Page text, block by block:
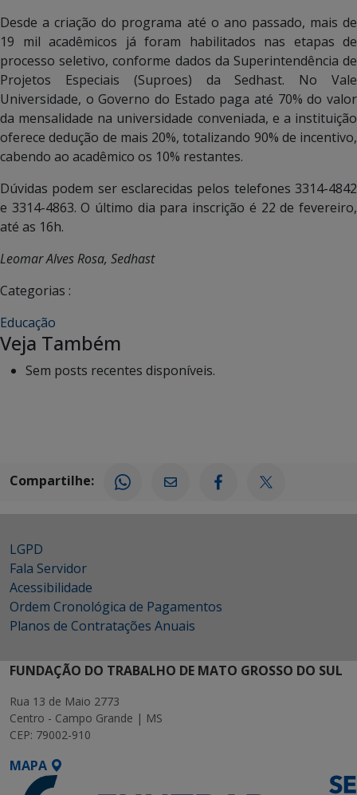
Desde a criação do programa até o ano passado, mais de
19 mil acadêmicos já foram habilitados nas etapas de
processo seletivo, conforme dados da Superintendência de
Projetos Especiais (Suproes) da Sedhast. No Vale
Universidade, o Governo do Estado paga até 70% do valor
da mensalidade na universidade conveniada, e a instituição
oferece dedução de mais 20%, totalizando 90% de incentivo,
cabendo ao acadêmico os 10% restantes.
Dúvidas podem ser esclarecidas pelos telefones 3314-4842
e 3314-4863. O último dia para inscrição é 22 de fevereiro,
até as 16h.
Leomar Alves Rosa, Sedhast
Categorias :
Educação
Veja Também
Sem posts recentes disponíveis.
Compartilhe:
LGPD
Fala Servidor
Acessibilidade
Ordem Cronológica de Pagamentos
Planos de Contratações Anuais
FUNDAÇÃO DO TRABALHO DE MATO GROSSO DO SUL
Rua 13 de Maio 2773
Centro - Campo Grande | MS
CEP: 79002-910
MAPA